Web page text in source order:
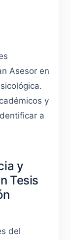
Asesor en
y
a
y
Tesis
del